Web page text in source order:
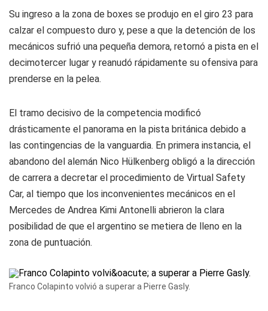
Su ingreso a la zona de boxes se produjo en el giro 23 para
calzar el compuesto duro y, pese a que la detención de los
mecánicos sufrió una pequeña demora, retornó a pista en el
decimotercer lugar y reanudó rápidamente su ofensiva para
prenderse en la pelea.
El tramo decisivo de la competencia modificó
drásticamente el panorama en la pista británica debido a
las contingencias de la vanguardia. En primera instancia, el
abandono del alemán Nico Hülkenberg obligó a la dirección
de carrera a decretar el procedimiento de Virtual Safety
Car, al tiempo que los inconvenientes mecánicos en el
Mercedes de Andrea Kimi Antonelli abrieron la clara
posibilidad de que el argentino se metiera de lleno en la
zona de puntuación.
Franco Colapinto volvió a superar a Pierre Gasly.